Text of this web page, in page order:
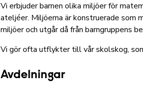
Vi erbjuder barnen olika miljöer för
ateljéer. Miljöerna är konstruerade som
miljöer och utgår då från barngruppens
Vi gör ofta utflykter till vår skolskog,
Avdelningar